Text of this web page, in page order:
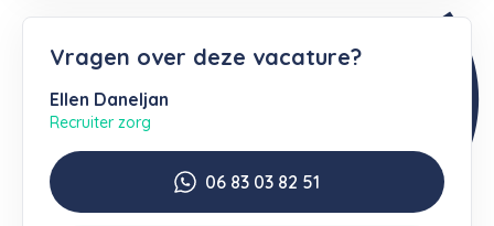
Vragen over deze vacature?
Ellen Daneljan
Recruiter zorg
06 83 03 82 51